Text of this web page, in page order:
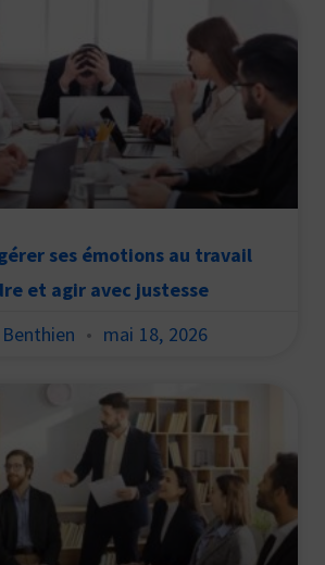
ses émotions au travail
et agir avec justesse
mai 18, 2026